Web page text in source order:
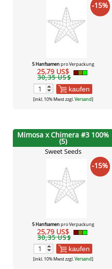
-15%
5 Hanfsamenpro Verpackung
25,79 US$
30,35 US$
kaufen
[inkl. 10% Mwst zzgl.Versand]
Mimosa x Chimera #3 100%
(5)
Sweet Seeds
-15%
5 Hanfsamenpro Verpackung
25,79 US$
30,35 US$
kaufen
[inkl. 10% Mwst zzgl.Versand]